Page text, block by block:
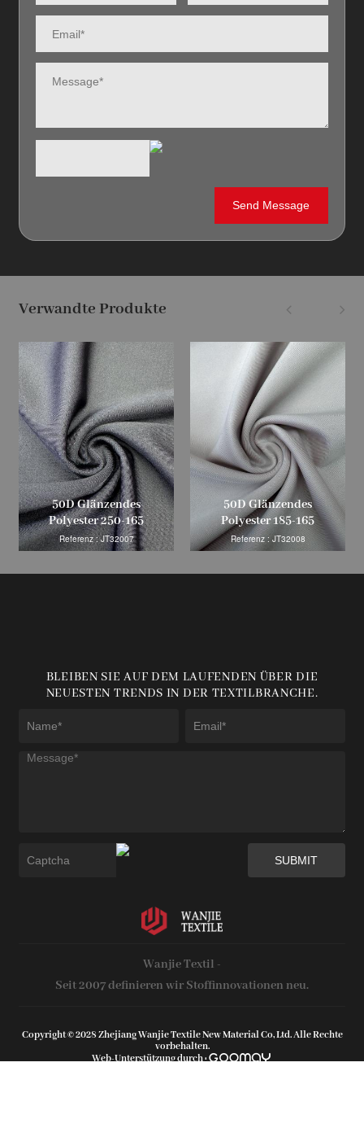
Verwandte Produkte
50D Glänzendes
Polyester 250-165
Referenz : JT32007
50D Glänzendes
Polyester 185-165
Referenz : JT32008
BLEIBEN SIE AUF DEM LAUFENDEN ÜBER DIE
NEUESTEN TRENDS IN DER TEXTILBRANCHE.
Wanjie Textil -
Seit 2007 definieren wir Stoffinnovationen neu.
Copyright © 2028 Zhejiang Wanjie Textile New Material Co, Ltd. Alle Rechte
vorbehalten.
Web-Unterstützung durch :